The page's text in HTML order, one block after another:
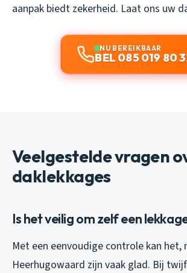
aanpak biedt zekerheid. Laat ons uw
NU BEREIKBAAR
BEL 085 019 80
Veelgestelde vragen
daklekkages
Is het veilig om zelf een
Met een eenvoudige controle kan het,
Heerhugowaard zijn vaak glad. Bij